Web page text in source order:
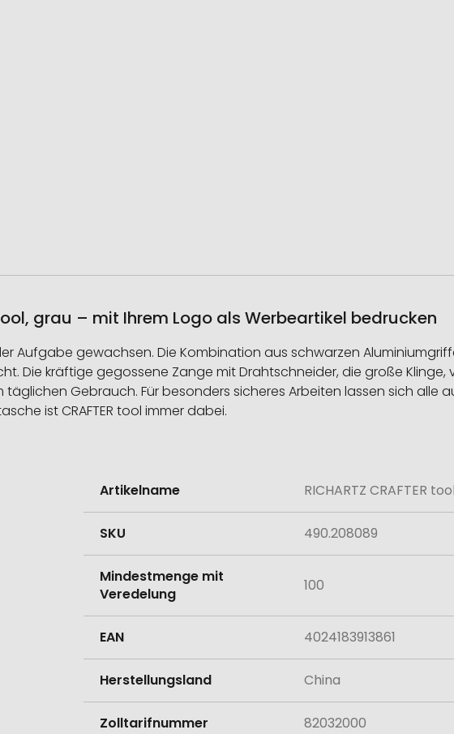
tool, grau – mit Ihrem Logo als Werbeartikel bedrucken
Aufgabe gewachsen. Die Kombination aus schwarzen
Die kräftige gegossene Zange mit Drahtschneider, die große
täglichen Gebrauch. Für besonders sicheres Arbeiten lassen sich alle
ist CRAFTER tool immer dabei.
Informationen
Artikelname RICHARTZ CRAFTER
SKU 490.208089
Mindestmenge mit
Veredelung
100
EAN 4024183913861
Herstellungsland China
Zolltarifnummer 82032000